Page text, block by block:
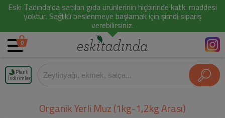
Eski Tadında'da satılan gıda ürünlerinin hiçbirinde katkı maddesi
yoktur. Sağlıklı beslenmeye başlamak için şimdi sipariş
verebilirsiniz.
0
Planlı
İndirimler
Organik Yerli Muz (1kg-1,2kg Arası)